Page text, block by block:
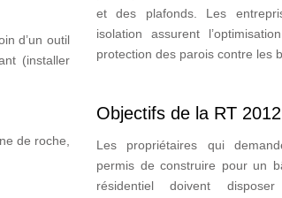
d’un outil
(installer
de roche,
et des plafonds. Les
isolation assurent
protection des parois contre les
Objectifs de la RT 2012
Les propriétaires qui
permis de construire pour un
résidentiel doivent disposer